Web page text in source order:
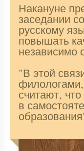
Накануне
заседании
русскому
повышать
независимо
"В этой
считают,
в